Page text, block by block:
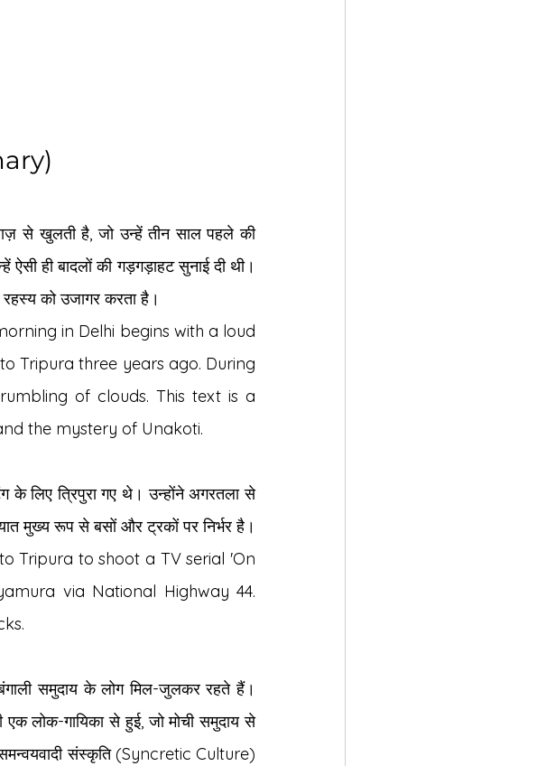
से खुलती है, जो उन्हें तीन साल पहले की
ऐसी ही बादलों की गड़गड़ाहट सुनाई दी थी।
रहस्य को उजागर करता है।
in Delhi begins with a loud
Tripura three years ago. During
of clouds. This text is a
the mystery of Unakoti.
के लिए त्रिपुरा गए थे। उन्होंने अगरतला से
मुख्य रूप से बसों और ट्रकों पर निर्भर है।
Tripura to shoot a TV serial 'On
via National Highway 44.
समुदाय के लोग मिल-जुलकर रहते हैं।
लोक-गायिका से हुई, जो मोची समुदाय से
समन्वयवादी संस्कृति (Syncretic Culture)